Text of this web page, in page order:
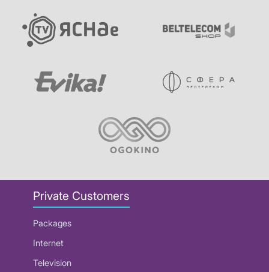
Private Customers
Packages
Internet
Television